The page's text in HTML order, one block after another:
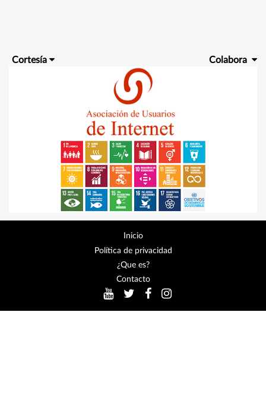
Cortesía Colabora
Inicio
Política de privacidad
¿Que es?
Contacto